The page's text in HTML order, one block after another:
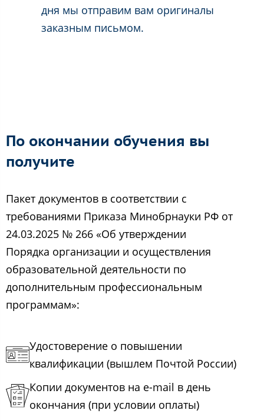
дня мы отправим вам оригиналы
заказным письмом.
По окончании обучения вы
получите
Пакет документов в соответствии с
требованиями Приказа Минобрнауки РФ от
24.03.2025 № 266 «Об утверждении
Порядка организации и осуществления
образовательной деятельности по
дополнительным профессиональным
программам»:
Удостоверение о повышении
квалификации (вышлем Почтой России)
Копии документов на e-mail в день
окончания (при условии оплаты)